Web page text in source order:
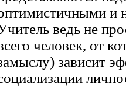
и
ведь не
человек, от
зависит